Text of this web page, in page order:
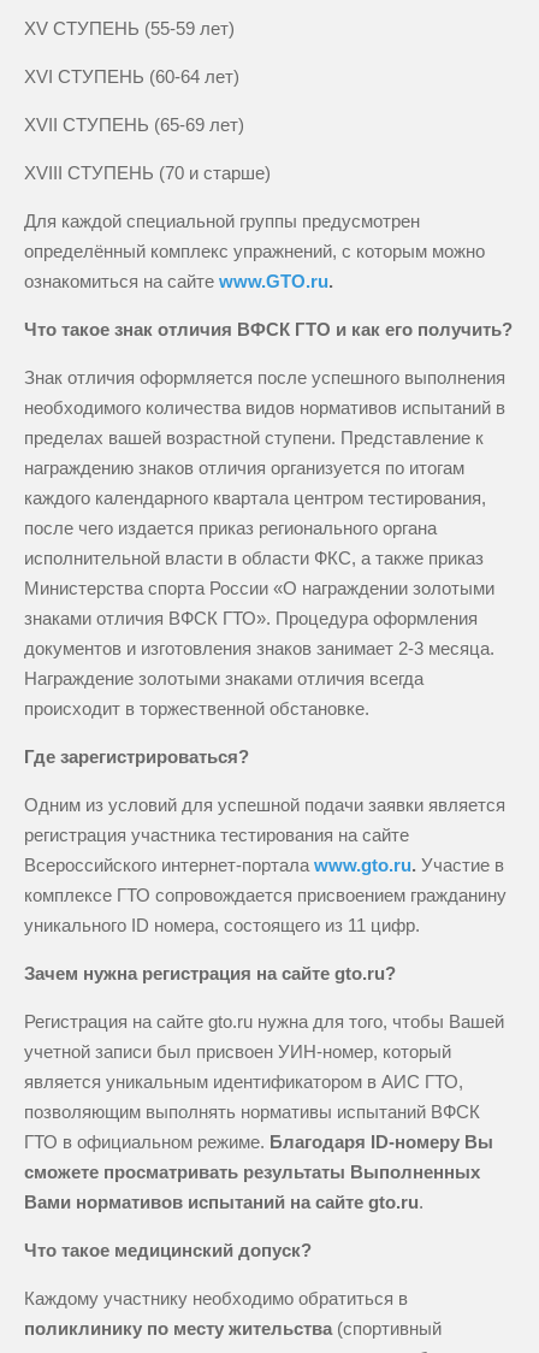
XV СТУПЕНЬ (55-59 лет)
XVI СТУПЕНЬ (60-64 лет)
XVII СТУПЕНЬ (65-69 лет)
XVIII СТУПЕНЬ (70 и старше)
Для каждой специальной группы предусмотрен
определённый комплекс упражнений, с которым можно
ознакомиться на сайте www.GTO.ru.
Что такое знак отличия ВФСК ГТО и как его получить?
Знак отличия оформляется после успешного выполнения
необходимого количества видов нормативов испытаний в
пределах вашей возрастной ступени. Представление к
награждению знаков отличия организуется по итогам
каждого календарного квартала центром тестирования,
после чего издается приказ регионального органа
исполнительной власти в области ФКС, а также приказ
Министерства спорта России «О награждении золотыми
знаками отличия ВФСК ГТО». Процедура оформления
документов и изготовления знаков занимает 2-3 месяца.
Награждение золотыми знаками отличия всегда
происходит в торжественной обстановке.
Где зарегистрироваться?
Одним из условий для успешной подачи заявки является
регистрация участника тестирования на сайте
Всероссийского интернет-порталаwww.gto.ru. Участие в
комплексе ГТО сопровождается присвоением гражданину
уникального ID номера, состоящего из 11 цифр.
Зачем нужна регистрация на сайте gto.ru?
Регистрация на сайте gto.ru нужна для того, чтобы Вашей
учетной записи был присвоен УИН-номер, который
является уникальным идентификатором в АИС ГТО,
позволяющим выполнять нормативы испытаний ВФСК
ГТО в официальном режиме. Благодаря ID-номеру Вы
сможете просматривать результаты Выполненных
Вами нормативов испытаний на сайте gto.ru.
Что такое медицинский допуск?
Каждому участнику необходимо обратиться в
поликлинику по месту жительства(спортивный